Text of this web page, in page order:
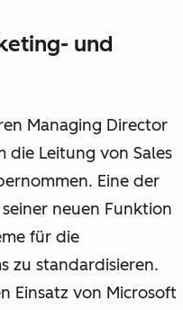
und
Managing Director
die Leitung von Sales
Eine der
neuen Funktion
für die
zu standardisieren.
Einsatz von Microsoft